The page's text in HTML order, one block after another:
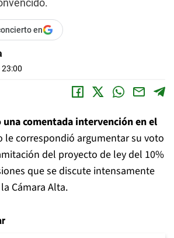
en
23:00
comentada intervención en el
le correspondió argumentar su voto
del proyecto de ley del 10%
que se discute intensamente
Cámara Alta.